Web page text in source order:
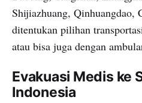
Shijiazhuang, Qinhuangdao,
ditentukan pilihan
atau bisa juga dengan
Evakuasi Medis ke
Indonesia